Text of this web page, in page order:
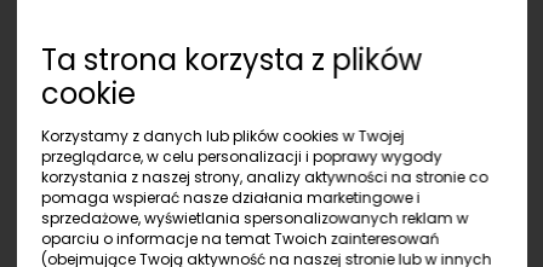
Ta strona korzysta z plików
cookie
Korzystamy z danych lub plików cookies w Twojej
przeglądarce, w celu personalizacji i poprawy wygody
korzystania z naszej strony, analizy aktywności na stronie co
pomaga wspierać nasze działania marketingowe i
sprzedażowe, wyświetlania spersonalizowanych reklam w
oparciu o informacje na temat Twoich zainteresowań
(obejmujące Twoją aktywność na naszej stronie lub w innych